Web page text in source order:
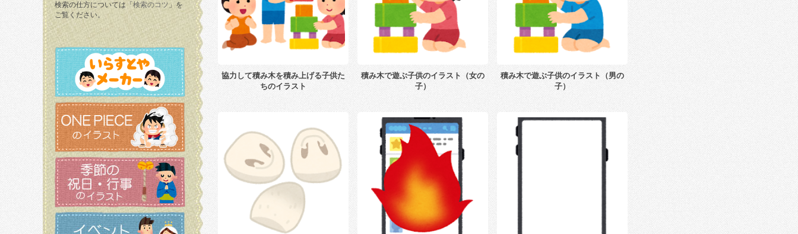
検索の仕方については「 検索のコツ 」を
ご覧ください。
協力して積み木を積み上げる子供た
ちのイラスト
積み木で遊ぶ子供のイラスト（女の
子）
積み木で遊ぶ子供のイラスト（男の
子）